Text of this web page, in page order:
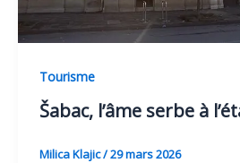
Tourisme
Šabac, l’âme serbe à
Milica Klajic/29 mars 2026